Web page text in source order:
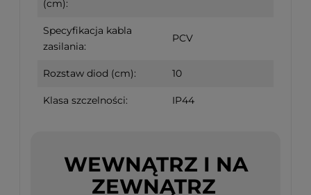
(cm):
Specyfikacja kabla
zasilania:
PCV
Rozstaw diod (cm): 10
Klasa szczelności: IP44
WEWNĄTRZ I NA
ZEWNĄTRZ